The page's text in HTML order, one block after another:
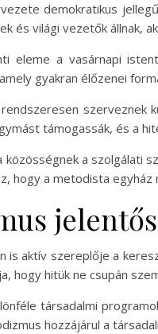
demokratikus
és világi vezetők állnak,
eleme a vasárnapi
gyakran élőzenei
szerveznek
támogassák, és a
a szolgálati
hogy a metodista
is aktív szereplője a
hogy hitük ne csupán
társadalmi
hozzájárul a